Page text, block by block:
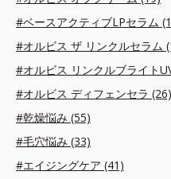
#ベースアクティブLPセラム
#オルビス ザ リンクルセラム
#オルビス リンクルブライト
#オルビス ディフェンセラ (26)
#乾燥悩み (55)
#毛穴悩み (33)
#エイジングケア (41)